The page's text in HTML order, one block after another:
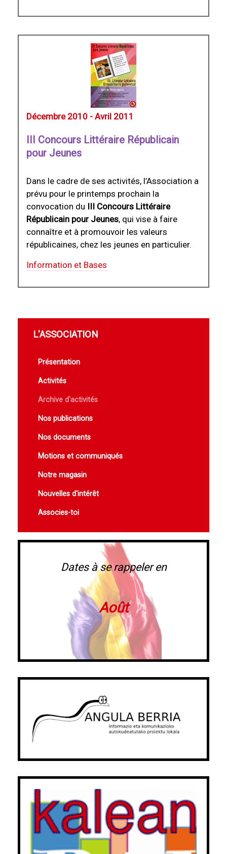
Décembre 2010 - Avril 2011
III Concours Littéraire Républicain
pour Jeunes
Dans le cadre de ses activités, l’Association a
prévu pour le printemps prochain la
convocation du III Concours Littéraire
Républicain pour Jeunes, qui vise à faire
connaître et à promouvoir les valeurs
républicaines, chez les jeunes en particulier.
Information et Bases
L'ASSOCIATION
Présentation
Activités
Archive d'activités
Nos publications
Nos documents
Motions et communiqués
Notre magasin
Nouvelles d'intérêt
Associes-toi
Dates à se rappeler en
Août